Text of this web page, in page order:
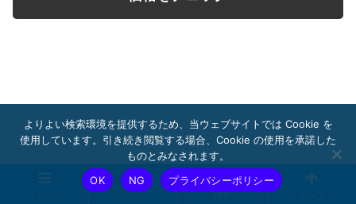
ホーム 検索
よりよい検索環境を提供するため、当ウェブサイトでは Cookie を
使用しています。引き続き閲覧する場合、Cookie の使用を承諾した
ものとみなされます。
OK
NG プライバシーポリシー